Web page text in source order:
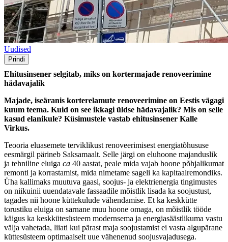
Uudised
Prindi
Ehitusinsener selgitab, miks on kortermajade renoveerimine
hädavajalik
Majade, iseäranis korterelamute renoveerimine on Eestis vägagi
kuum teema. Kuid on see ikkagi üldse hädavajalik? Mis on selle
kasud elanikule? Küsimustele vastab ehitusinsener Kalle
Virkus.
Teooria eluasemete terviklikust renoveerimisest energiatõhususe
eesmärgil pärineb Saksamaalt. Selle järgi on eluhoone majanduslik
ja tehniline eluiga ca 40 aastat, peale mida vajab hoone põhjalikumat
remonti ja korrastamist, mida nimetame sageli ka kapitaalremondiks.
Üha kallimaks muutuva gaasi, soojus- ja elektrienergia tingimustes
on niikuinii uuendatavale fassaadile mõistlik lisada ka soojustust,
tagades nii hoone küttekulude vähendamise. Et ka keskkütte
torustiku eluiga on sarnane muu hoone omaga, on mõistlik tööde
käigus ka keskkütesüsteem modernsema ja energiasäästlikuma vastu
välja vahetada, liiati kui pärast maja soojustamist ei vasta algupärane
küttesüsteem optimaalselt uue vähenenud soojusvajadusega.